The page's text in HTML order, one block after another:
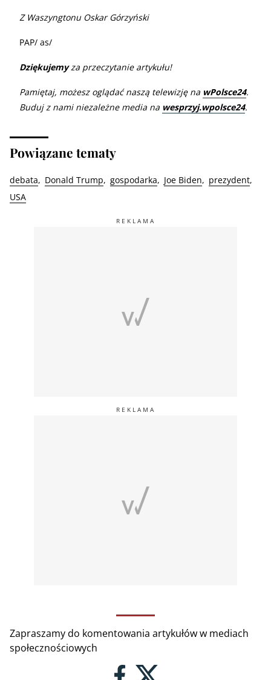
Z Waszyngtonu Oskar Górzyński
PAP/ as/
Dziękujemyza przeczytanie artykułu!
Pamiętaj, możesz oglądać naszą telewizję na wPolsce24.
Buduj z nami niezależne media na wesprzyj.wpolsce24.
Powiązane tematy
debata Donald Trump gospodarka Joe Biden
prezydent
USA
Zapraszamy do komentowania artykułów w mediach
społecznościowych